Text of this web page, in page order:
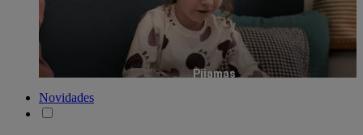
Pijamas
Novidades